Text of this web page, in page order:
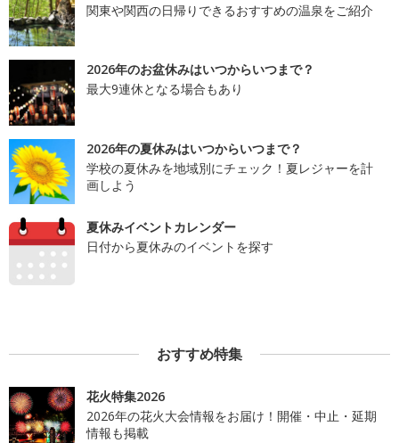
関東や関西の日帰りできるおすすめの温泉をご紹介
2026年のお盆休みはいつからいつまで？
最大9連休となる場合もあり
2026年の夏休みはいつからいつまで？
学校の夏休みを地域別にチェック！夏レジャーを計
画しよう
夏休みイベントカレンダー
日付から夏休みのイベントを探す
おすすめ特集
花火特集2026
2026年の花火大会情報をお届け！開催・中止・延期
情報も掲載